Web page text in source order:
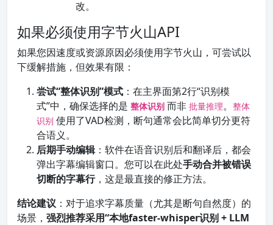
改。
如果必须使用字节火山API
如果您因速度或资源原因必须使用字节火山，可尝试以
下缓解措施，但效果有限：
尝试“整体识别”模式 ：在主界面第2行“识别模
式”中，确保选择的是 整体识别 而非 批量推理。
整体
识别 使用了VAD检测，断句通常会比简单切分更符
合语义。
后期手动编辑：软件在语音识别后和翻译后，都会
弹出字幕编辑窗口。您可以在此处手动合并被错误
切断的字幕行，这是最直接的修正方法。
结论建议 ：对于追求字幕质量（尤其是断句自然度）的
场景， 强烈推荐采用“本地faster-whisper识别 + LLM